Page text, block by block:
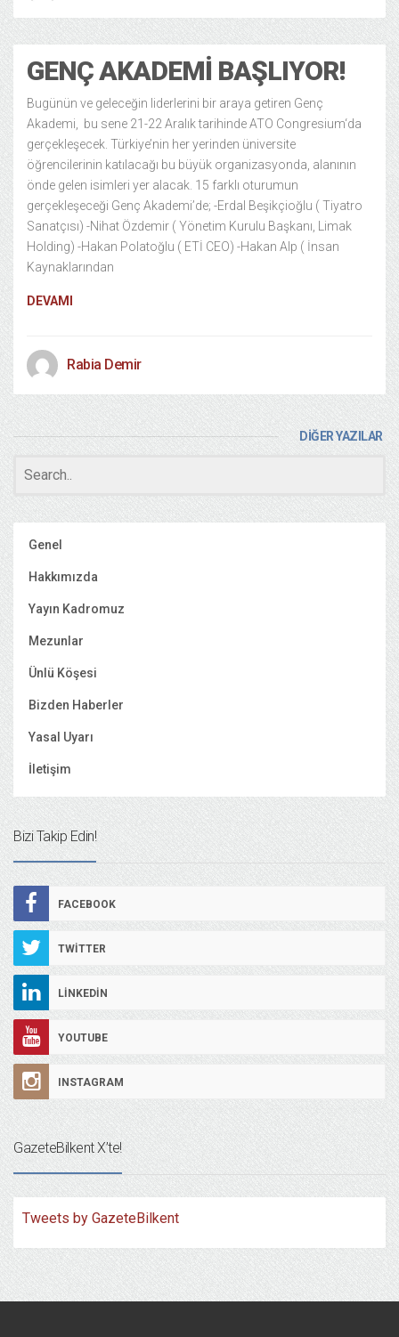
GENÇ AKADEMI BAŞLIYOR!
Bugünün ve geleceğin liderlerini bir araya getiren Genç
Akademi, bu sene 21-22 Aralık tarihinde ATO Congresium‘da
gerçekleşecek. Türkiye’nin her yerinden üniversite
öğrencilerinin katılacağı bu büyük organizasyonda, alanının
önde gelen isimleri yer alacak. 15 farklı oturumun
gerçekleşeceği Genç Akademi’de; -Erdal Beşikçioğlu ( Tiyatro
Sanatçısı) -Nihat Özdemir ( Yönetim Kurulu Başkanı, Limak
Holding) -Hakan Polatoğlu ( ETİ CEO) -Hakan Alp ( İnsan
Kaynaklarından
DEVAMI
Rabia Demir
DİĞER YAZILAR
Genel
Hakkımızda
Yayın Kadromuz
Mezunlar
Ünlü Köşesi
Bizden Haberler
Yasal Uyarı
İletişim
Bizi Takip Edin!
FACEBOOK
TWITTER
LINKEDIN
YOUTUBE
INSTAGRAM
GazeteBilkent X’te!
Tweets by GazeteBilkent